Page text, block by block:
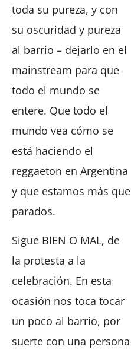
toda su pureza, y con
su oscuridad y pureza
al barrio – dejarlo en el
mainstream para que
todo el mundo se
entere. Que todo el
mundo vea cómo se
está haciendo el
reggaeton en Argentina
y que estamos más que
parados.
Sigue BIEN O MAL, de
la protesta a la
celebración. En esta
ocasión nos toca tocar
un poco al barrio, por
suerte con una persona